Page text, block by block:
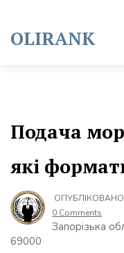
content
OLIRANK
Подача
які
ОПУБЛІКОВАНО
0 Comments
Запорізька
69000